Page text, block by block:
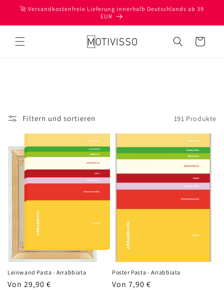
zum
🚀 Versandkostenfreie Lieferung innerhalb Deutschlands ab 39
EUR
Warenkorb
Filtern und sortieren 191 Produkte
Leinwand Pasta - Arrabbiata
Normaler
Von 29,90 €
Poster Pasta - Arrabbiata
Normaler
Von 7,90 €